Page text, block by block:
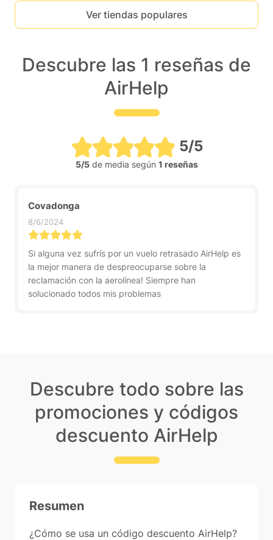
Ver tiendas populares
Descubre las 1 reseñas de
AirHelp
5/5
5/5de media según 1 reseñas
Covadonga
8/6/2024
Si alguna vez sufrís por un vuelo retrasado AirHelp es
la mejor manera de despreocuparse sobre la
reclamación con la aerolínea! Siempre han
solucionado todos mis problemas
Descubre todo sobre las
promociones y códigos
descuento AirHelp
Resumen
¿Cómo se usa un código descuento AirHelp?